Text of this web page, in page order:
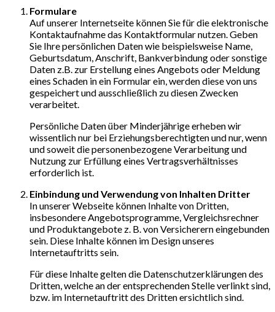
Formulare
Auf unserer Internetseite können Sie für die elektronische
Kontaktaufnahme das Kontaktformular nutzen. Geben
Sie Ihre persönlichen Daten wie beispielsweise Name,
Geburtsdatum, Anschrift, Bankverbindung oder sonstige
Daten z.B. zur Erstellung eines Angebots oder Meldung
eines Schaden in ein Formular ein, werden diese von uns
gespeichert und ausschließlich zu diesen Zwecken
verarbeitet.
Persönliche Daten über Minderjährige erheben wir
wissentlich nur bei Erziehungsberechtigten und nur, wenn
und soweit die personenbezogene Verarbeitung und
Nutzung zur Erfüllung eines Vertragsverhältnisses
erforderlich ist.
Einbindung und Verwendung von Inhalten Dritter
In unserer Webseite können Inhalte von Dritten,
insbesondere Angebotsprogramme, Vergleichsrechner
und Produktangebote z. B. von Versicherern eingebunden
sein. Diese Inhalte können im Design unseres
Internetauftritts sein.
Für diese Inhalte gelten die Datenschutzerklärungen des
Dritten, welche an der entsprechenden Stelle verlinkt sind,
bzw. im Internetauftritt des Dritten ersichtlich sind.